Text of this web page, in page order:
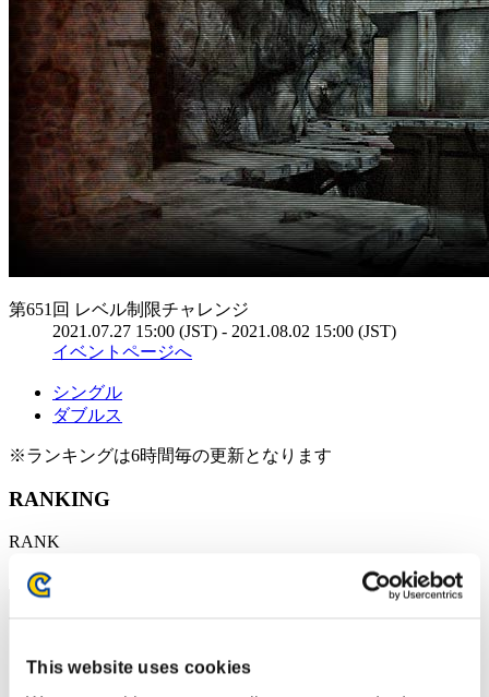
This website uses cookies
第651回 レベル制限チャレンジ
2021.07.27 15:00 (JST) - 2021.08.02 15:00 (JST)
イベントページへ
シングル
ダブルス
※ランキングは6時間毎の更新となります
RANKING
RANK